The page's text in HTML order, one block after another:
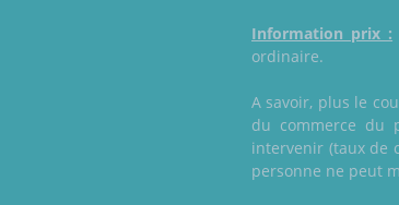
Information prix :
ordinaire.
A savoir, plus le
du commerce du
intervenir (taux de
personne ne peut